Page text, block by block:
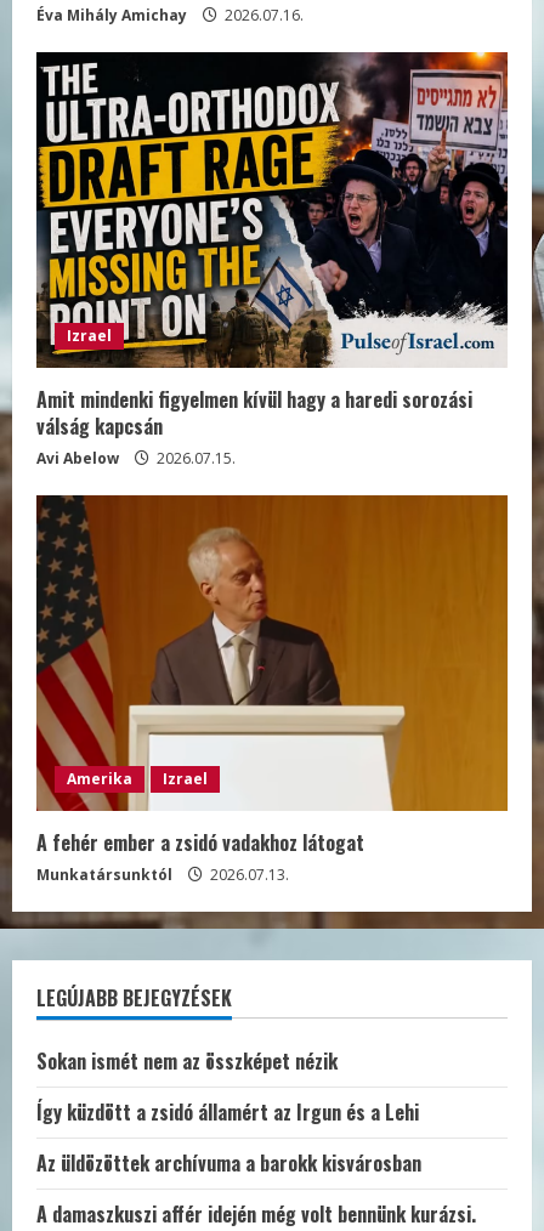
Éva Mihály Amichay 2026.07.16.
Izrael
Amit mindenki figyelmen kívül hagy a haredi sorozási
válság kapcsán
Avi Abelow 2026.07.15.
Amerika Izrael
A fehér ember a zsidó vadakhoz látogat
Munkatársunktól 2026.07.13.
LEGÚJABB BEJEGYZÉSEK
Sokan ismét nem az összképet nézik
Így küzdött a zsidó államért az Irgun és a Lehi
Az üldözöttek archívuma a barokk kisvárosban
A damaszkuszi affér idején még volt bennünk kurázsi.